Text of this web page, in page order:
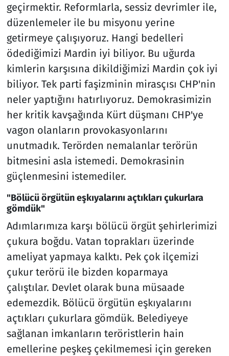
geçirmektir. Reformlarla, sessiz devrimler ile,
düzenlemeler ile bu misyonu yerine
getirmeye çalışıyoruz. Hangi bedelleri
ödediğimizi Mardin iyi biliyor. Bu uğurda
kimlerin karşısına dikildiğimizi Mardin çok iyi
biliyor. Tek parti faşizminin mirasçısı CHP'nin
neler yaptığını hatırlıyoruz. Demokrasimizin
her kritik kavşağında Kürt düşmanı CHP'ye
vagon olanların provokasyonlarını
unutmadık. Terörden nemalanlar terörün
bitmesini asla istemedi. Demokrasinin
güçlenmesini istemediler.
"Bölücü örgütün eşkıyalarını açtıkları çukurlara
gömdük"
Adımlarımıza karşı bölücü örgüt şehirlerimizi
çukura boğdu. Vatan toprakları üzerinde
ameliyat yapmaya kalktı. Pek çok ilçemizi
çukur terörü ile bizden koparmaya
çalıştılar. Devlet olarak buna müsaade
edemezdik. Bölücü örgütün eşkıyalarını
açtıkları çukurlara gömdük. Belediyeye
sağlanan imkanların teröristlerin hain
emellerine peşkeş çekilmemesi için gereken